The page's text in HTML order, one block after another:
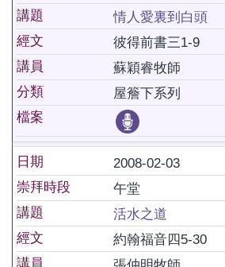
講題
情人愛裏到白頭
經文
彼得前書三1-9
講員
蘇穎睿牧師
分類
屋簷下系列
檔案
日期
2008-02-03
崇拜時段
午堂
講題
活水之道
經文
約翰福音四5-30
講員